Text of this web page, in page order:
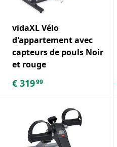
vidaXL Vélo
d'appartement avec
capteurs de pouls Noir
et rouge
€ 31999